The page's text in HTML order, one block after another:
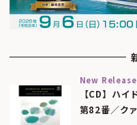
New
【CD】ハ
第82番／ク